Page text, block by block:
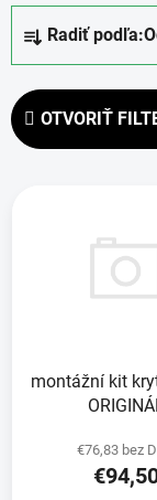
prevody
e
n
Radiť podľa:
OTVORIŤ
montážní kit
€76,83 bez